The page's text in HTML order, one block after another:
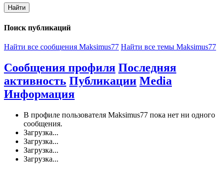
Найти
Поиск публикаций
Найти все сообщения Maksimus77 Найти все темы Maksimus77
Сообщения профиля Последняя
активность Публикации Media
Информация
В профиле пользователя Maksimus77 пока нет ни одного
сообщения.
Загрузка...
Загрузка...
Загрузка...
Загрузка...